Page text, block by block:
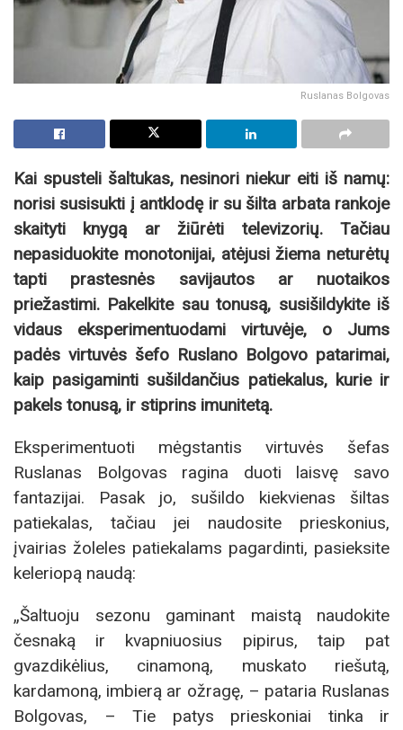
Ruslanas Bolgovas
Kai spusteli šaltukas, nesinori niekur eiti iš namų:
norisi susisukti į antklodę ir su šilta arbata rankoje
skaityti knygą ar žiūrėti televizorių. Tačiau
nepasiduokite monotonijai, atėjusi žiema neturėtų
tapti prastesnės savijautos ar nuotaikos
priežastimi. Pakelkite sau tonusą, susišildykite iš
vidaus eksperimentuodami virtuvėje, o Jums
padės virtuvės šefo Ruslano Bolgovo patarimai,
kaip pasigaminti sušildančius patiekalus, kurie ir
pakels tonusą, ir stiprins imunitetą.
Eksperimentuoti mėgstantis virtuvės šefas
Ruslanas Bolgovas ragina duoti laisvę savo
fantazijai. Pasak jo, sušildo kiekvienas šiltas
patiekalas, tačiau jei naudosite prieskonius,
įvairias žoleles patiekalams pagardinti, pasieksite
keleriopą naudą:
„Šaltuoju sezonu gaminant maistą naudokite
česnaką ir kvapniuosius pipirus, taip pat
gvazdikėlius, cinamoną, muskato riešutą,
kardamoną, imbierą ar ožragę, – pataria Ruslanas
Bolgovas, – Tie patys prieskoniai tinka ir